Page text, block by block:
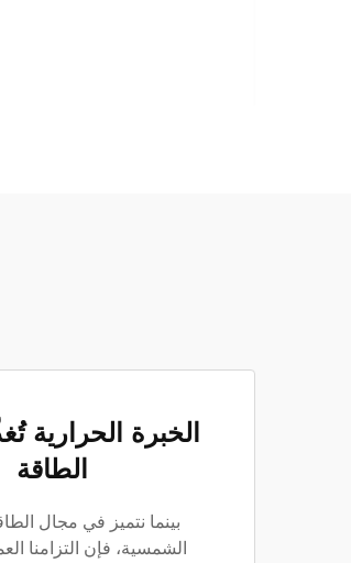
الخبرة الحرارية
الطاقة
بينما نتميز في مجال
الشمسية، فإن التزامنا